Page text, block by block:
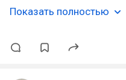
Показать полностью